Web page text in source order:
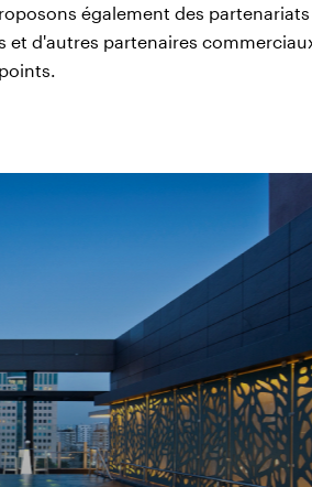
également des
et d'autres partenaires